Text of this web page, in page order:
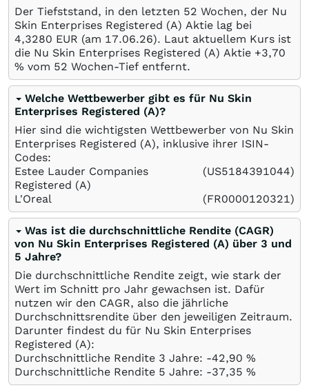
Der Tiefststand, in den letzten 52 Wochen, der Nu
Skin Enterprises Registered (A) Aktie lag bei
4,3280 EUR (am 17.06.26). Laut aktuellem Kurs ist
die Nu Skin Enterprises Registered (A) Aktie +3,70
% vom 52 Wochen-Tief entfernt.
Welche Wettbewerber gibt es für Nu Skin
Enterprises Registered (A)?
Hier sind die wichtigsten Wettbewerber von Nu Skin
Enterprises Registered (A), inklusive ihrer ISIN-
Codes:
Estee Lauder Companies
Registered (A)
(US5184391044)
L'Oreal (FR0000120321)
Was ist die durchschnittliche Rendite (CAGR)
von Nu Skin Enterprises Registered (A) über 3 und
5 Jahre?
Die durchschnittliche Rendite zeigt, wie stark der
Wert im Schnitt pro Jahr gewachsen ist. Dafür
nutzen wir den CAGR, also die jährliche
Durchschnittsrendite über den jeweiligen Zeitraum.
Darunter findest du für Nu Skin Enterprises
Registered (A):
Durchschnittliche Rendite 3 Jahre: -42,90 %
Durchschnittliche Rendite 5 Jahre: -37,35 %